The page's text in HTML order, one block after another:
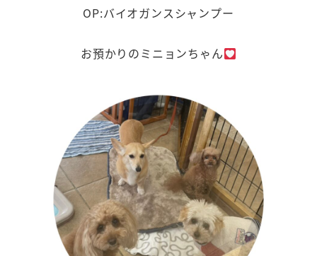
OP:バイオガンスシャンプー
お預かりのミニョンちゃん